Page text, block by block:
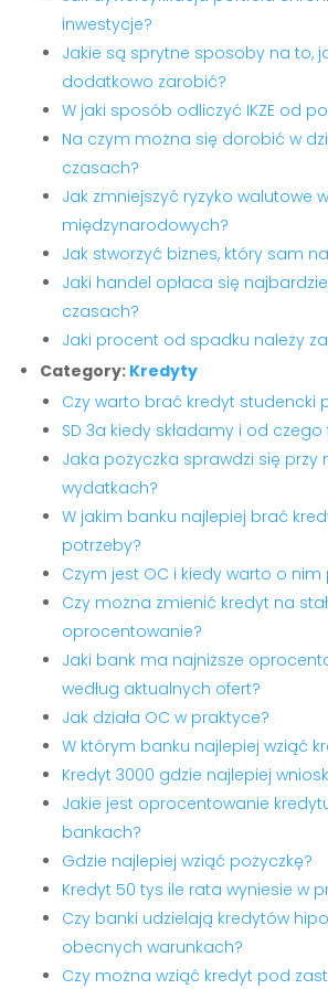
inwestycje?
Jakie są sprytne sposoby na to,
dodatkowo zarobić?
W jaki sposób odliczyć IKZE od
Na czym można się dorobić w
czasach?
Jak zmniejszyć ryzyko walutowe
międzynarodowych?
Jak stworzyć biznes, który sam
Jaki handel opłaca się
czasach?
Jaki procent od spadku należy
Category: Kredyty
Czy warto brać kredyt studencki
SD 3a kiedy składamy i od czego
Jaka pożyczka sprawdzi się przy
wydatkach?
W jakim banku najlepiej brać
potrzeby?
Czym jest OC i kiedy warto o
Czy można zmienić kredyt na
oprocentowanie?
Jaki bank ma najniższe
według aktualnych ofert?
Jak działa OC w praktyce?
W którym banku najlepiej wziąć
Kredyt 3000 gdzie najlepiej
Jakie jest oprocentowanie
bankach?
Gdzie najlepiej wziąć pożyczkę?
Kredyt 50 tys ile rata wyniesie w
Czy banki udzielają kredytów
obecnych warunkach?
Czy można wziąć kredyt pod